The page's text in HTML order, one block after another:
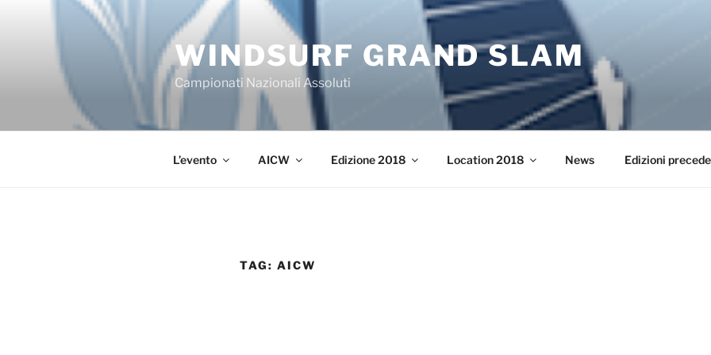
WINDSURF GRAND SLAM
Campionati Nazionali Assoluti
L’evento AICW Edizione 2018 Location 2018 News Edizioni
TAG: AICW